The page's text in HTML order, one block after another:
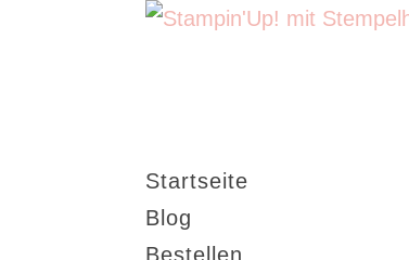
Startseite
Blog
Bestellen